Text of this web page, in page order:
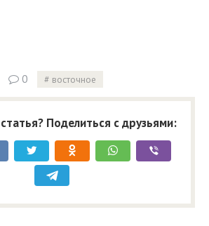
0 восточное
Поделиться с друзьями: